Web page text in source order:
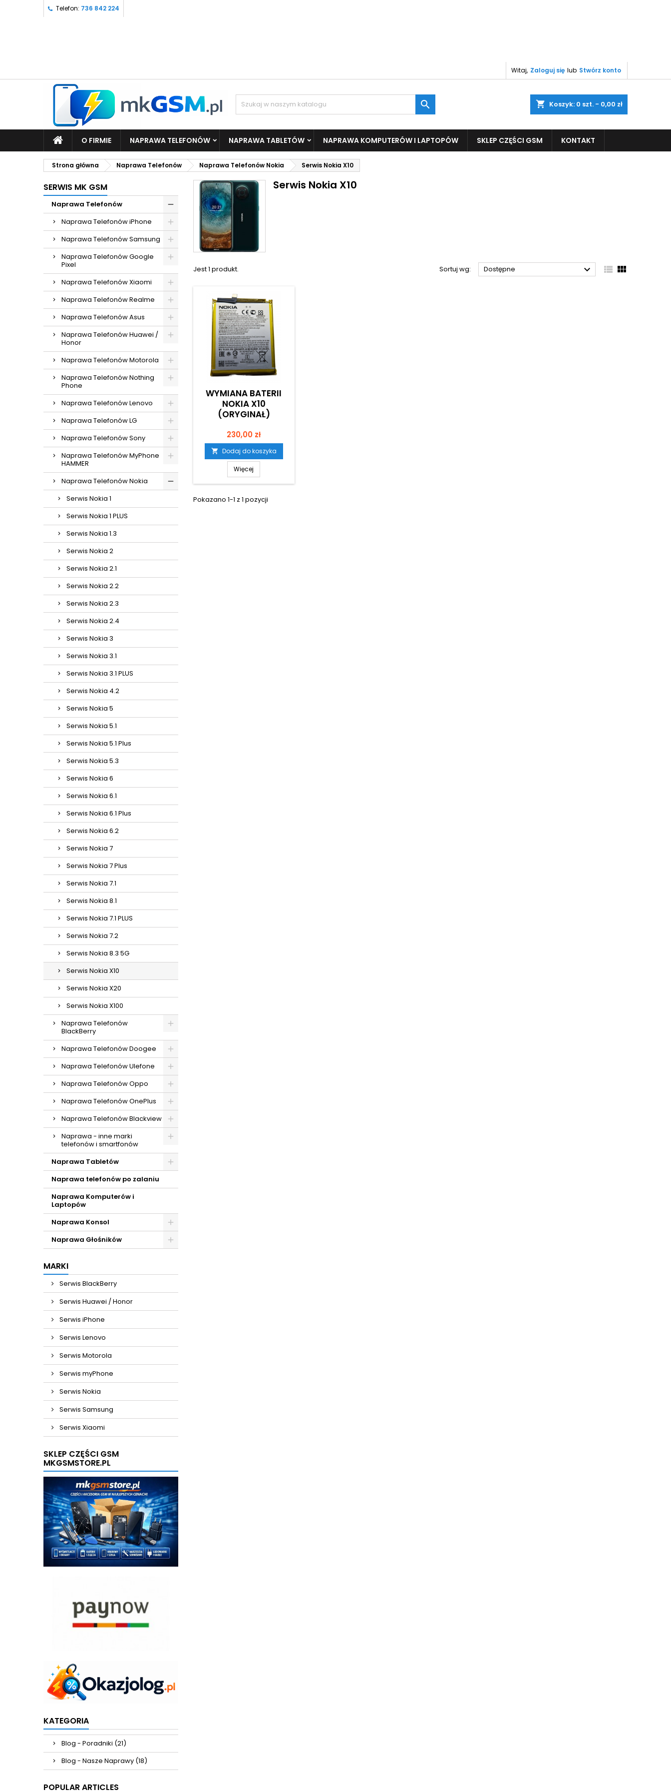
Telefon: 736 842 224
Witaj, Zaloguj się lub Stwórz konto
shopping_cart Koszyk: 0 szt. - 0,00 zł

O FIRMIE NAPRAWA TELEFONÓW NAPRAWA TABLETÓW NAPRAWA KOMPUTERÓW I LAPTOPÓW SKLEP CZĘŚCI GSM KONTAKT
Strona główna Naprawa Telefonów Naprawa Telefonów Nokia Serwis Nokia X10
SERWIS MK GSM
Naprawa Telefonów
Naprawa Telefonów iPhone
Naprawa Telefonów Samsung
Naprawa Telefonów Google
Pixel
Naprawa Telefonów Xiaomi
Naprawa Telefonów Realme
Naprawa Telefonów Asus
Naprawa Telefonów Huawei /
Honor
Naprawa Telefonów Motorola
Naprawa Telefonów Nothing
Phone
Naprawa Telefonów Lenovo
Naprawa Telefonów LG
Naprawa Telefonów Sony
Naprawa Telefonów MyPhone
HAMMER
Naprawa Telefonów Nokia
Serwis Nokia 1
Serwis Nokia 1 PLUS
Serwis Nokia 1.3
Serwis Nokia 2
Serwis Nokia 2.1
Serwis Nokia 2.2
Serwis Nokia 2.3
Serwis Nokia 2.4
Serwis Nokia 3
Serwis Nokia 3.1
Serwis Nokia 3.1 PLUS
Serwis Nokia 4.2
Serwis Nokia 5
Serwis Nokia 5.1
Serwis Nokia 5.1 Plus
Serwis Nokia 5.3
Serwis Nokia 6
Serwis Nokia 6.1
Serwis Nokia 6.1 Plus
Serwis Nokia 6.2
Serwis Nokia 7
Serwis Nokia 7 Plus
Serwis Nokia 7.1
Serwis Nokia 8.1
Serwis Nokia 7.1 PLUS
Serwis Nokia 7.2
Serwis Nokia 8.3 5G
Serwis Nokia X10
Serwis Nokia X20
Serwis Nokia X100
Naprawa Telefonów
BlackBerry
Naprawa Telefonów Doogee
Naprawa Telefonów Ulefone
Naprawa Telefonów Oppo
Naprawa Telefonów OnePlus
Naprawa Telefonów Blackview
Naprawa - inne marki
telefonów i smartfonów
Naprawa Tabletów
Naprawa telefonów po zalaniu
Naprawa Komputerów i
Laptopów
Naprawa Konsol
Naprawa Głośników
MARKI
Serwis BlackBerry
Serwis Huawei / Honor
Serwis iPhone
Serwis Lenovo
Serwis Motorola
Serwis myPhone
Serwis Nokia
Serwis Samsung
Serwis Xiaomi
SKLEP CZĘŚCI GSM
MKGSMSTORE.PL
KATEGORIA
Blog - Poradniki (21)
Blog - Nasze Naprawy (18)
POPULAR ARTICLES
Serwis Nokia X10
Jest 1 produkt. Sortuj wg: Dostępne   
WYMIANA BATERII
NOKIA X10
(ORYGINAŁ)
Cena
230,00 zł
 Dodaj do koszyka
Więcej
Pokazano 1-1 z 1 pozycji